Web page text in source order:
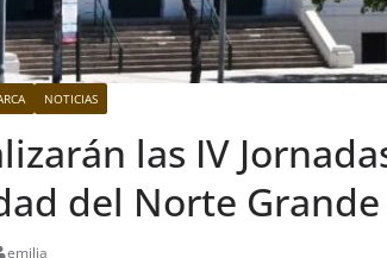
NOTICIAS
las IV
del Norte Grande
emilia